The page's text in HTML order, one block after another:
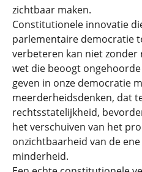
zichtbaar maken.
Constitutionele innovatie
parlementaire democratie
verbeteren kan niet zonder
wet die beoogt
geven in onze democratie
meerderheidsdenken, dat
rechtsstatelijkheid,
het verschuiven van het
onzichtbaarheid van de
minderheid.